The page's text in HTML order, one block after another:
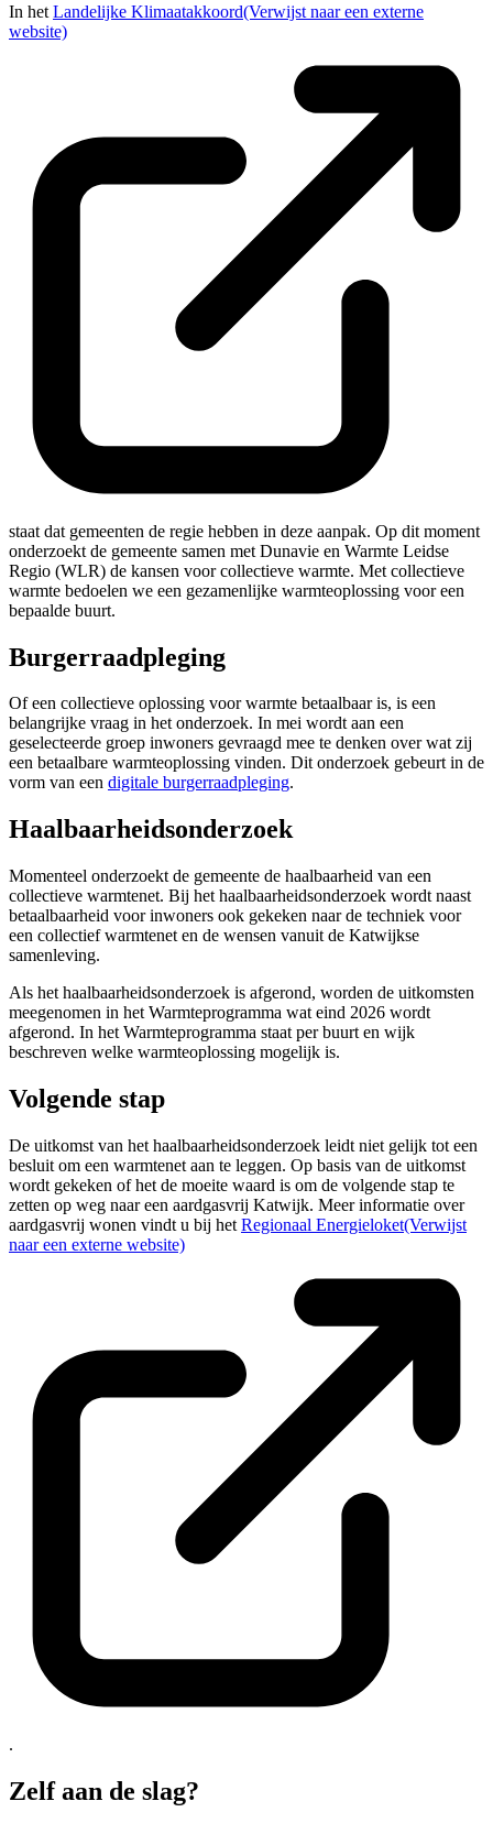
In het Landelijke Klimaatakkoord(Verwijst naar een externe
website)
staat dat gemeenten de regie hebben in deze aanpak. Op dit moment
onderzoekt de gemeente samen met Dunavie en Warmte Leidse
Regio (WLR) de kansen voor collectieve warmte. Met collectieve
warmte bedoelen we een gezamenlijke warmteoplossing voor een
bepaalde buurt.
Burgerraadpleging
Of een collectieve oplossing voor warmte betaalbaar is, is een
belangrijke vraag in het onderzoek. In mei wordt aan een
geselecteerde groep inwoners gevraagd mee te denken over wat zij
een betaalbare warmteoplossing vinden. Dit onderzoek gebeurt in de
vorm van een digitale burgerraadpleging.
Haalbaarheidsonderzoek
Momenteel onderzoekt de gemeente de haalbaarheid van een
collectieve warmtenet. Bij het haalbaarheidsonderzoek wordt naast
betaalbaarheid voor inwoners ook gekeken naar de techniek voor
een collectief warmtenet en de wensen vanuit de Katwijkse
samenleving.
Als het haalbaarheidsonderzoek is afgerond, worden de uitkomsten
meegenomen in het Warmteprogramma wat eind 2026 wordt
afgerond. In het Warmteprogramma staat per buurt en wijk
beschreven welke warmteoplossing mogelijk is.
Volgende stap
De uitkomst van het haalbaarheidsonderzoek leidt niet gelijk tot een
besluit om een warmtenet aan te leggen. Op basis van de uitkomst
wordt gekeken of het de moeite waard is om de volgende stap te
zetten op weg naar een aardgasvrij Katwijk. Meer informatie over
aardgasvrij wonen vindt u bij het Regionaal Energieloket(Verwijst
naar een externe website)
.
Zelf aan de slag?